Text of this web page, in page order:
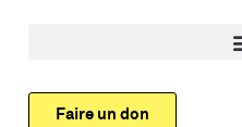
Faire un don